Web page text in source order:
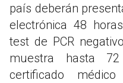
país deberán
electrónica 48
test de PCR
muestra hasta
certificado